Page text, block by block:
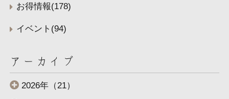
お得情報(178)
イベント(94)
アーカイブ
2026年（21）